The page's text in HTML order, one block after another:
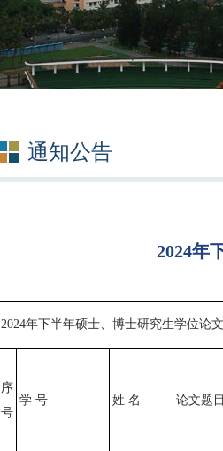
通知公告
2024年
2024年下半年硕士、博士研究生学位论
序
号
学 号 姓 名 论文题目